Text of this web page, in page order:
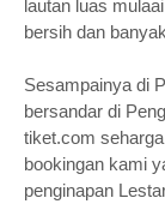
lautan luas
bersih dan
Sesampainya di
bersandar di
tiket.com
bookingan kami
penginapan